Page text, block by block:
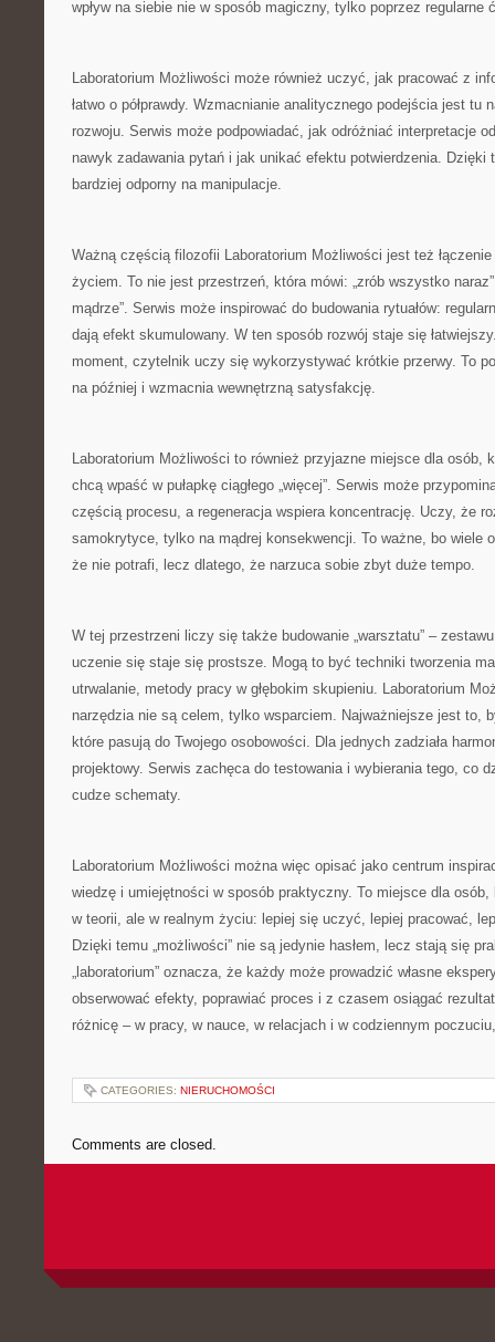
wpływ na siebie nie w sposób magiczny, tylko poprzez regularne
Laboratorium Możliwości może również uczyć, jak pracować z
łatwo o półprawdy. Wzmacnianie analitycznego podejścia jest tu
rozwoju. Serwis może podpowiadać, jak odróżniać interpretacje
nawyk zadawania pytań i jak unikać efektu potwierdzenia. Dzięki
bardziej odporny na manipulacje.
Ważną częścią filozofii Laboratorium Możliwości jest też
życiem. To nie jest przestrzeń, która mówi: „zrób wszystko
mądrze”. Serwis może inspirować do budowania rytuałów:
dają efekt skumulowany. W ten sposób rozwój staje się
moment, czytelnik uczy się wykorzystywać krótkie przerwy. To
na później i wzmacnia wewnętrzną satysfakcję.
Laboratorium Możliwości to również przyjazne miejsce dla osób,
chcą wpaść w pułapkę ciągłego „więcej”. Serwis może
częścią procesu, a regeneracja wspiera koncentrację. Uczy, że
samokrytyce, tylko na mądrej konsekwencji. To ważne, bo wiele
że nie potrafi, lecz dlatego, że narzuca sobie zbyt duże tempo.
W tej przestrzeni liczy się także budowanie „warsztatu” –
uczenie się staje się prostsze. Mogą to być techniki tworzenia
utrwalanie, metody pracy w głębokim skupieniu. Laboratorium
narzędzia nie są celem, tylko wsparciem. Najważniejsze jest to,
które pasują do Twojego osobowości. Dla jednych zadziała
projektowy. Serwis zachęca do testowania i wybierania tego, co
cudze schematy.
Laboratorium Możliwości można więc opisać jako centrum
wiedzę i umiejętności w sposób praktyczny. To miejsce dla
w teorii, ale w realnym życiu: lepiej się uczyć, lepiej pracować,
Dzięki temu „możliwości” nie są jedynie hasłem, lecz stają się
„laboratorium” oznacza, że każdy może prowadzić własne
obserwować efekty, poprawiać proces i z czasem osiągać
różnicę – w pracy, w nauce, w relacjach i w codziennym
CATEGORIES: NIERUCHOMOŚCI
Comments are closed.